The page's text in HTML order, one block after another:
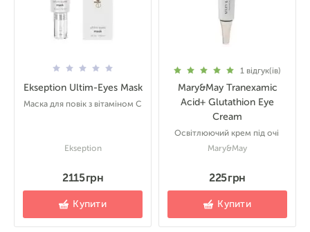
Ekseption Ultim-Eyes Mask
Маска для повік з вітаміном С
Ekseption
2115 грн
Купити
1 відгук(ів)
Mary&May Tranexamic
Acid+ Glutathion Eye
Cream
Освітлюючий крем під очі
Mary&May
225 грн
Купити